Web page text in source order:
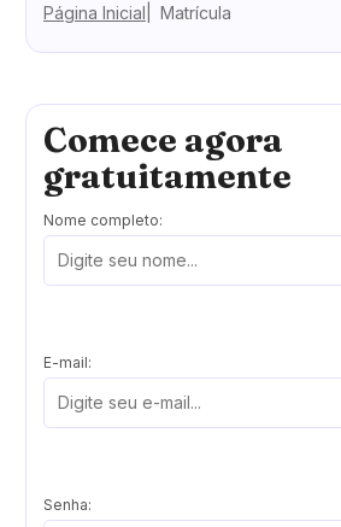
Página Inicial Matrícula
Comece agora
gratuitamente
Nome completo:
E-mail:
Senha: